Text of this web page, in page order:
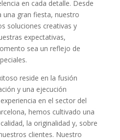
en cada detalle. Desde
una gran fiesta, nuestro
soluciones creativas y
expectativas,
sea un reflejo de
reside en la fusión
y una ejecución
en el sector del
hemos cultivado una
la originalidad y, sobre
clientes. Nuestro